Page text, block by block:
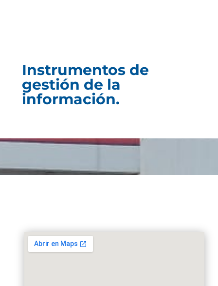
Instrumentos de
gestión de la
información.